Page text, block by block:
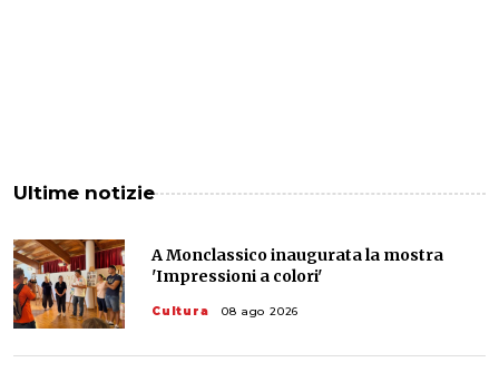
Ultime notizie
A Monclassico inaugurata la mostra
'Impressioni a colori'
Cultura 08 ago 2026